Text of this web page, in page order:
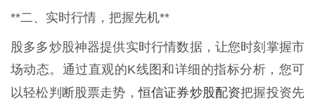
**二、实时行情，把握先机**
股多多炒股神器提供实时行情数据，让您时刻掌握市
场动态。通过直观的K线图和详细的指标分析，您可
以轻松判断股票走势，恒信证券炒股配资把握投资先